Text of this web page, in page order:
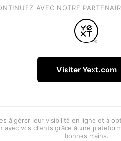
AVEC NOTRE
Visiter Yext.com
à gérer leur visibilité en ligne et à
avec vos clients grâce à une
bonnes mains.